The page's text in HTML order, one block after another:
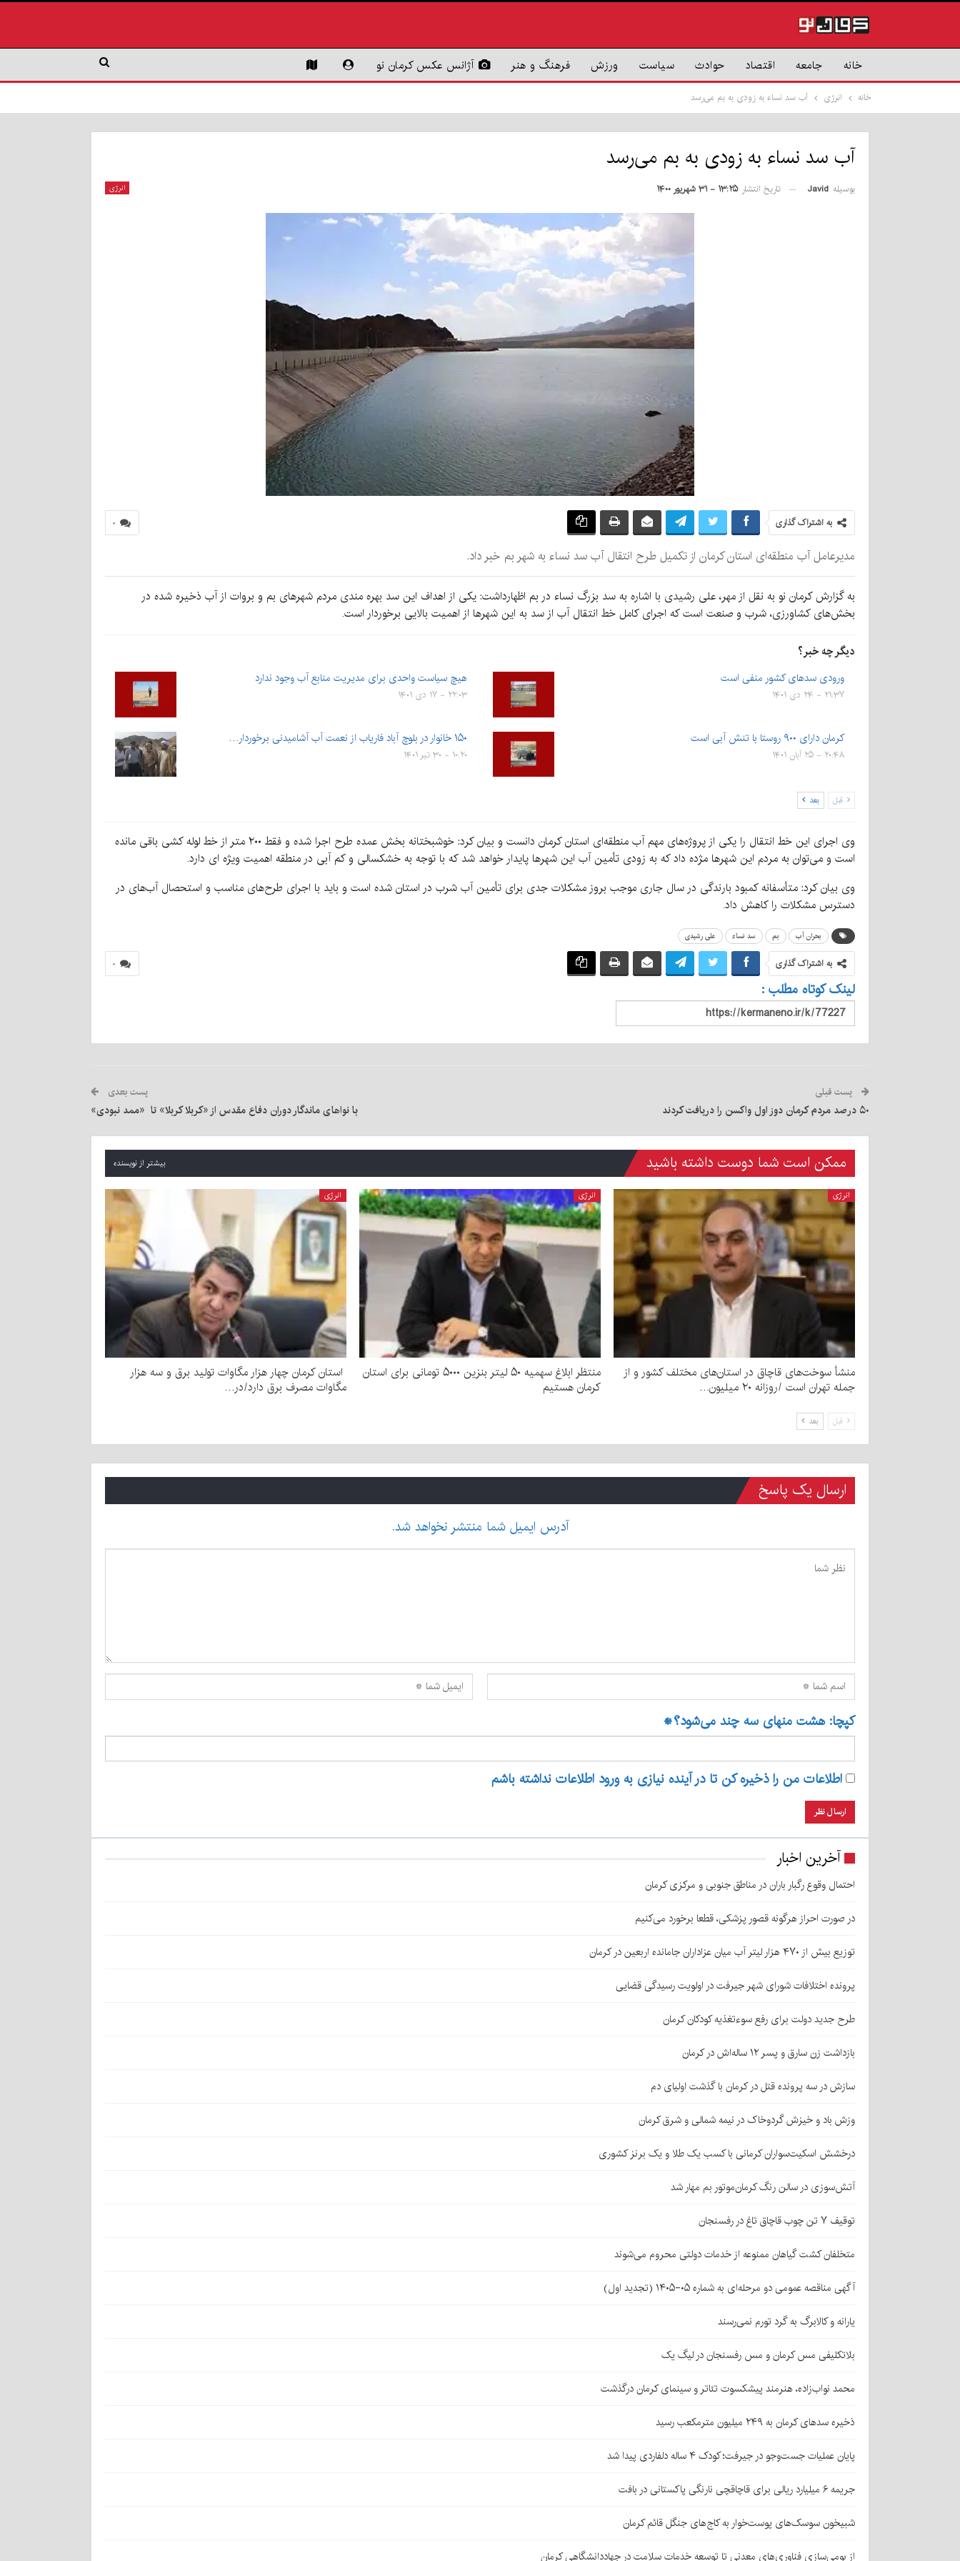
خانه جامعه اقتصاد حوادث سیاست ورزش فرهنگ و هنر آژانس عکس کرمان نو
خانه انرژی آب سد نساء به زودی به بم می‌رسد
آب سد نساء به زودی به بم می‌رسد
انرژی بوسیله Javid تاریخ انتشار ۱۳:۲۵ - ۳۱ شهریور ۱۴۰۰
۰ به اشتراک گذاری
مدیرعامل آب منطقه‌ای استان کرمان از تکمیل طرح انتقال آب سد نساء به شهر بم خبر داد.
به گزارش کرمان نو به نقل از مهر، علی رشیدی با اشاره به سد بزرگ نساء در بم اظهارداشت: یکی از اهداف این سد بهره مندی مردم شهرهای بم و بروات از آب ذخیره شده در
بخش‌های کشاورزی، شرب و صنعت است که اجرای کامل خط انتقال آب از سد به این شهرها از اهمیت بالایی برخوردار است.
دیگر چه خبر؟
ورودی سدهای کشور منفی است
۲۱:۳۷ - ۲۴ دی ۱۴۰۱
هیچ سیاست واحدی برای مدیریت منابع آب وجود ندارد
۲۲:۰۳ - ۱۷ دی ۱۴۰۱
کرمان دارای ۹۰۰ روستا با تنش آبی است
۲۰:۴۸ - ۲۵ آبان ۱۴۰۱
۱۵۰ خانوار در بلوچ آباد فاریاب از نعمت آب آشامیدنی برخوردار…
۱۰:۲۰ - ۳۰ تیر ۱۴۰۱
قبل بعد
وی اجرای این خط انتقال را یکی از پروژه‌های مهم آب منطقه‌ای استان کرمان دانست و بیان کرد: خوشبختانه بخش عمده طرح اجرا شده و فقط ۲۰۰ متر از خط لوله کشی باقی مانده
است و می‌توان به مردم این شهرها مژده داد که به زودی تأمین آب این شهرها پایدار خواهد شد که با توجه به خشکسالی و کم آبی در منطقه اهمیت ویژه ای دارد.
وی بیان کرد: متأسفانه کمبود بارندگی در سال جاری موجب بروز مشکلات جدی برای تأمین آب شرب در استان شده است و باید با اجرای طرح‌های مناسب و استحصال آب‌های در
دسترس مشکلات را کاهش داد.
بحران آب بم سد نساء علی رشیدی
۰ به اشتراک گذاری
لینک کوتاه مطلب :
پست قبلی
۵۰ درصد مردم کرمان دوز اول واکسن را دریافت کردند
پست بعدی
با نواهای ماندگار دوران دفاع مقدس از «کربلا کربلا» تا ‌ «ممد نبودی»
ممکن است شما دوست داشته باشید بیشتر از نویسنده
انرژی
منشأ سوخت‌های قاچاق در استان‌های مختلف کشور و از
جمله تهران است /روزانه ۲۰ میلیون…
انرژی
منتظر ابلاغ سهمیه ۵۰ لیتر بنزین ۵۰۰۰ تومانی برای استان
کرمان هستیم
انرژی
استان کرمان چهار هزار مگاوات تولید برق و سه هزار
مگاوات مصرف برق دارد/در…
قبل بعد
ارسال یک پاسخ
آدرس ایمیل شما منتشر نخواهد شد.
کپچا: هشت منهای سه چند می‌شود؟*
اطلاعات من را ذخیره کن تا در آینده نیازی به ورود اطلاعات نداشته باشم
آخرین اخبار
احتمال وقوع رگبار باران در مناطق جنوبی و مرکزی کرمان
در صورت احراز هرگونه قصور پزشکی، قطعا برخورد می‌کنیم
توزیع بیش از ۴۷۰ هزار لیتر آب میان عزاداران جامانده اربعین در کرمان
پرونده اختلافات شورای شهر جیرفت در اولویت رسیدگی قضایی
طرح جدید دولت برای رفع سوءتغذیه کودکان کرمان
بازداشت زن سارق و پسر ۱۲ ساله‌اش در کرمان
سازش در سه پرونده قتل در کرمان با گذشت اولیای دم
وزش باد و خیزش گردوخاک در نیمه شمالی و شرق کرمان
درخشش اسکیت‌سواران کرمانی با کسب یک طلا و یک برنز کشوری
آتش‌سوزی در سالن رنگ کرمان‌موتور بم مهار شد
توقیف ۷ تن چوب قاچاق تاغ در رفسنجان
متخلفان کشت گیاهان ممنوعه از خدمات دولتی محروم می‌شوند
آگهی مناقصه عمومی دو مرحله‌ای به شماره ۰۵-۱۴۰۵ (تجدید اول)
یارانه و کالابرگ به گرد تورم نمی‌رسند
بلاتکلیفی مس کرمان و مس رفسنجان در لیگ یک
محمد نواب‌زاده، هنرمند پیشکسوت تئاتر و سینمای کرمان درگذشت
ذخیره سدهای کرمان به ۲۴۹ میلیون مترمکعب رسید
پایان عملیات جست‌وجو در جیرفت؛ کودک ۴ ساله دلفاردی پیدا شد
جریمه ۶ میلیارد ریالی برای قاچاقچی نارنگی پاکستانی در بافت
شبیخون سوسک‌های پوست‌خوار به کاج‌های جنگل قائم کرمان
از بومی‌سازی فناوری‌های معدنی تا توسعه خدمات سلامت در جهاددانشگاهی کرمان